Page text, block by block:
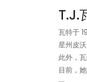
T.J.
瓦特于
星州皮沃
此外，
目前，